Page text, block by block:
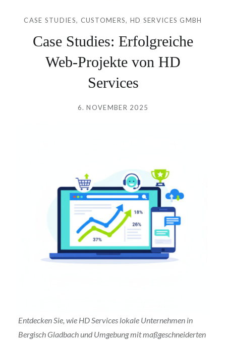
CASE STUDIES, CUSTOMERS, HD SERVICES GMBH
Case Studies: Erfolgreiche
Web-Projekte von HD
Services
Verfasst
am
6. NOVEMBER 2025
Entdecken Sie, wie HD Services lokale Unternehmen in
Bergisch Gladbach und Umgebung mit maßgeschneiderten